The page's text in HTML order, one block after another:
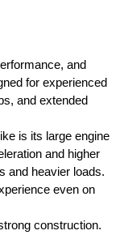
and
for experienced
and extended
is its large engine
and higher
and heavier loads.
even on
construction.